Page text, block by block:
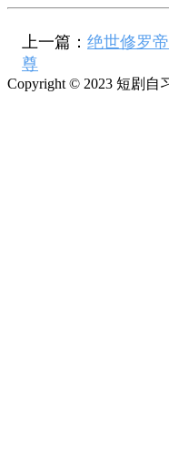
上一篇： 绝世修罗帝
尊
Copyright © 2023 短剧自